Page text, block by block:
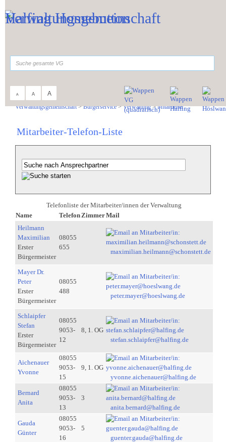
A A A
Verwaltungsgemeinschaft>Bürgerservice>Verwaltung>Mitarbeiter
Mitarbeiter-Telefon-Liste
Telefonliste der Mitarbeiter/innen der Verwaltung
Name
Telefon ZimmerMail
Heilmann
Maximilian
Erster
Bürgermeister
08055
655
maximilian.heilmann@schonstett.de
Mayer Dr.
Peter
Erster
Bürgermeister
08055
488
peter.mayer@hoeslwang.de
Schlaipfer
Stefan
Erster
Bürgermeister
08055
9053-
12
8, 1. OG
stefan.schlaipfer@halfing.de
Aichenauer
Yvonne
08055
9053-
15
9, 1. OG
yvonne.aichenauer@halfing.de
Bernard
Anita
08055
9053-
13
3
anita.bernard@halfing.de
Gauda
Günter
08055
9053-
16
5
guenter.gauda@halfing.de